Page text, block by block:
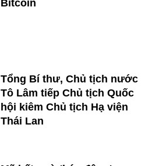
Bitcoin
Tổng Bí thư, Chủ tịch nước
Tô Lâm tiếp Chủ tịch Quốc
hội kiêm Chủ tịch Hạ viện
Thái Lan